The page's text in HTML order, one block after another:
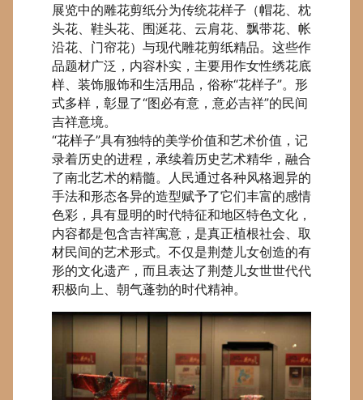
展览中的雕花剪纸分为传统花样子（帽花、枕
头花、鞋头花、围涎花、云肩花、飘带花、帐
沿花、门帘花）与现代雕花剪纸精品。这些作
品题材广泛，内容朴实，主要用作女性绣花底
样、装饰服饰和生活用品，俗称“花样子”。形
式多样，彰显了“图必有意，意必吉祥”的民间
吉祥意境。
“花样子”具有独特的美学价值和艺术价值，记
录着历史的进程，承续着历史艺术精华，融合
了南北艺术的精髓。人民通过各种风格迥异的
手法和形态各异的造型赋予了它们丰富的感情
色彩，具有显明的时代特征和地区特色文化，
内容都是包含吉祥寓意，是真正植根社会、取
材民间的艺术形式。不仅是荆楚儿女创造的有
形的文化遗产，而且表达了荆楚儿女世世代代
积极向上、朝气蓬勃的时代精神。